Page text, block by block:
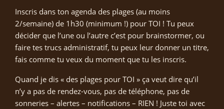
Inscris dans ton agenda des plages (au moins
2/semaine) de 1h30 (minimum !) pour TOI ! Tu peux
décider que l’une ou l’autre c’est pour brainstormer, ou
faire tes trucs administratif, tu peux leur donner un titre,
fais comme tu veux du moment que tu les inscris.
Quand je dis « des plages pour TOI » ça veut dire qu’il
n’y a pas de rendez-vous, pas de téléphone, pas de
sonneries – alertes – notifications – RIEN ! Juste toi avec